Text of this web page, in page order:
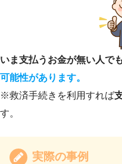
いま支払うお金が無い人でも
可能性があります。
※救済手続きを利用すれば
す。
実際の事例